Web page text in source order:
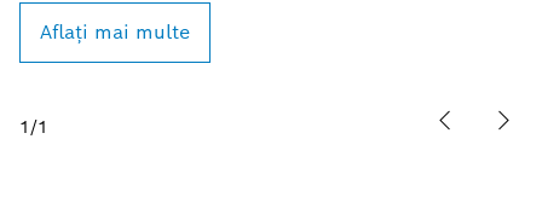
Aflați mai multe
1 /1